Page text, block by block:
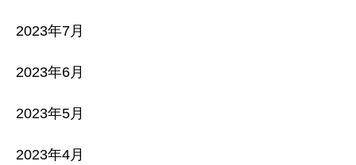
2023年7月
2023年6月
2023年5月
2023年4月